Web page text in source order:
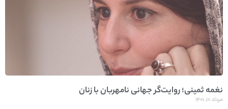
نغمه ثمینی؛ روایت‌گر جهانی نامهربان با زنان
مرداد ۱۰, ۱۴۰۱